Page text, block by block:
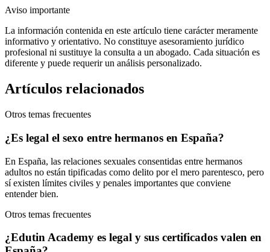
Aviso importante
La información contenida en este artículo tiene carácter meramente
informativo y orientativo. No constituye asesoramiento jurídico
profesional ni sustituye la consulta a un abogado. Cada situación es
diferente y puede requerir un análisis personalizado.
Artículos relacionados
Otros temas frecuentes
¿Es legal el sexo entre hermanos en España?
En España, las relaciones sexuales consentidas entre hermanos
adultos no están tipificadas como delito por el mero parentesco, pero
sí existen límites civiles y penales importantes que conviene
entender bien.
Otros temas frecuentes
¿Edutin Academy es legal y sus certificados valen en